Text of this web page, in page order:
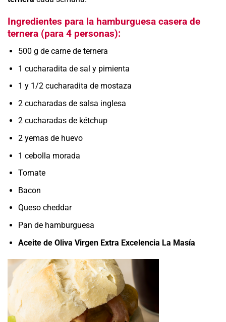
Ingredientes para la hamburguesa casera de
ternera (para 4 personas):
500 g de carne de ternera
1 cucharadita de sal y pimienta
1 y 1/2 cucharadita de mostaza
2 cucharadas de salsa inglesa
2 cucharadas de kétchup
2 yemas de huevo
1 cebolla morada
Tomate
Bacon
Queso cheddar
Pan de hamburguesa
Aceite de Oliva Virgen Extra Excelencia La Masía